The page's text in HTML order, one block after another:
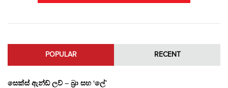
POPULAR RECENT
සෙක්ස් ඇන්ඩ් ලව් – බ්‍රා සහ ‘ලේ’